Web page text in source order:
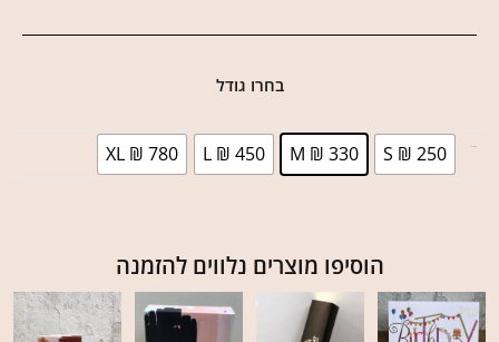
בחרו גודל
S ₪ 250
M ₪ 330
L ₪ 450
XL ₪ 780
הוסיפו מוצרים נלווים להזמנה